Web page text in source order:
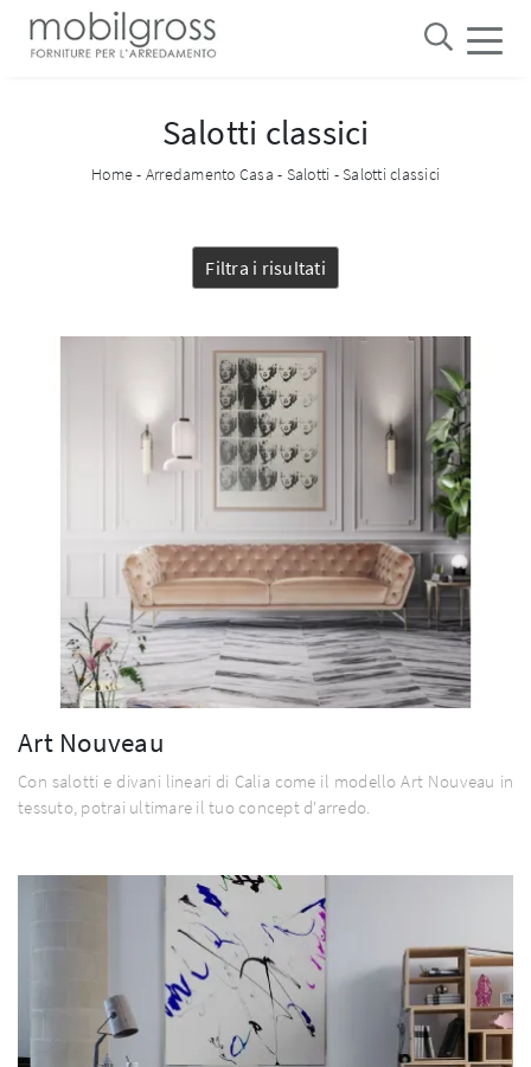
Salotti classici
Home- Arredamento Casa - Salotti -Salotti classici
Filtra i risultati
Art Nouveau
Con salotti e divani lineari di Calia come il modello Art Nouveau in
tessuto, potrai ultimare il tuo concept d'arredo.